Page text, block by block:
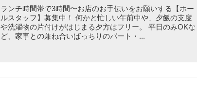
ランチ時間帯で3時間〜お店のお手伝いをお願いする【ホー
ルスタッフ】募集中！ 何かと忙しい午前中や、夕飯の支度
や洗濯物の片付けがはじまる夕方はフリー。 平日のみOKな
ど、家事との兼ね合いばっちりのパート・...